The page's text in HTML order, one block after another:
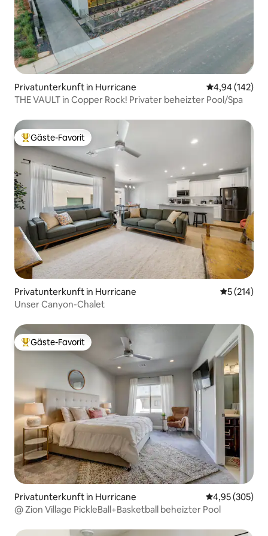
Privatunterkunft in Hurricane
4,94 (142)
THE VAULT in Copper Rock! Privater beheizter Pool/Spa
Beliebter Gäste-Favorit.
Gäste-Favorit
Privatunterkunft in Hurricane
5 (214)
Unser Canyon-Chalet
Beliebter Gäste-Favorit.
Gäste-Favorit
Privatunterkunft in Hurricane
4,95 (305)
@ Zion Village PickleBall+Basketball beheizter Pool